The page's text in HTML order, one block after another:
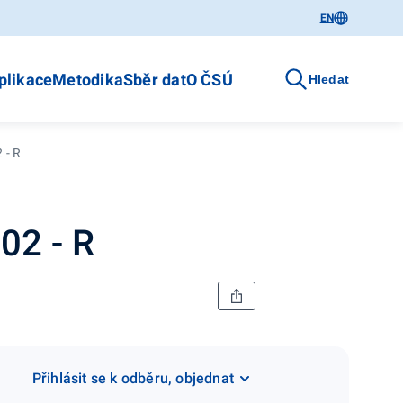
EN
MetodikaSběr datO ČSÚ Hledat
- R
- R
Přihlásit se k odběru, objednat